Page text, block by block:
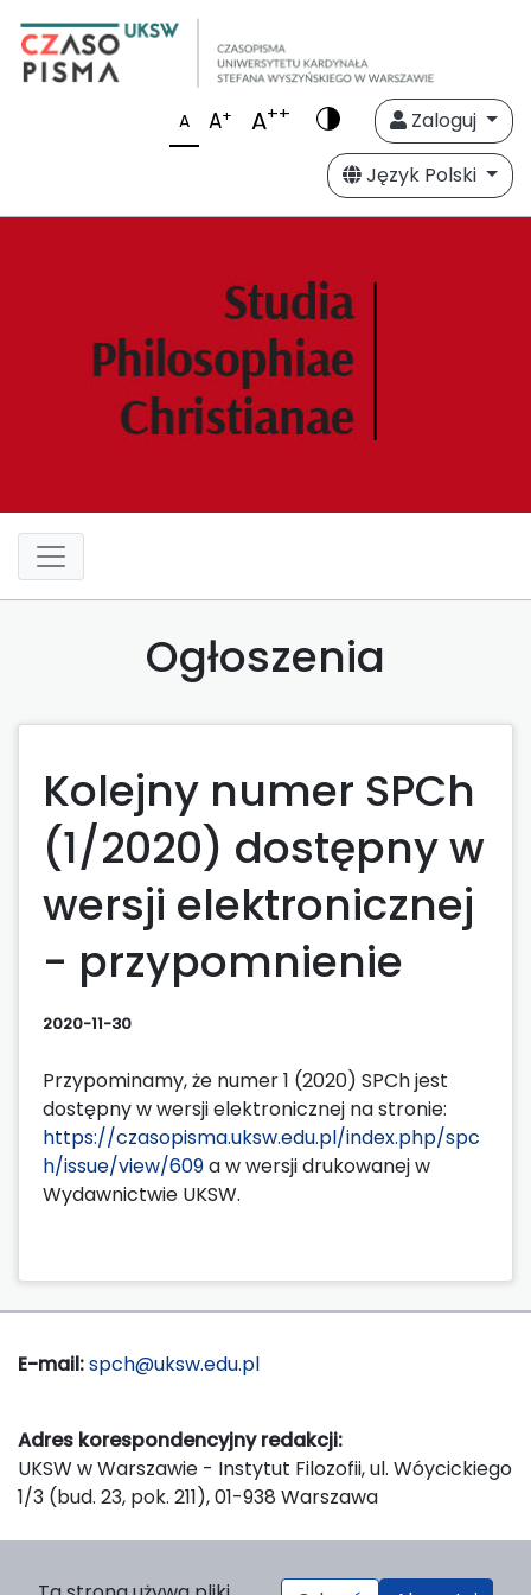
A A+ A++
Zaloguj
Język Polski
Ogłoszenia
Kolejny numer SPCh
(1/2020) dostępny w
wersji elektronicznej
- przypomnienie
2020-11-30
Przypominamy, że numer 1 (2020) SPCh jest
dostępny w wersji elektronicznej na stronie:
https://czasopisma.uksw.edu.pl/index.php/spc
h/issue/view/609a w wersji drukowanej w
Wydawnictwie UKSW.
E-mail:spch@uksw.edu.pl
Adres korespondencyjny redakcji:
UKSW w Warszawie - Instytut Filozofii, ul. Wóycickiego
1/3 (bud. 23, pok. 211), 01-938 Warszawa